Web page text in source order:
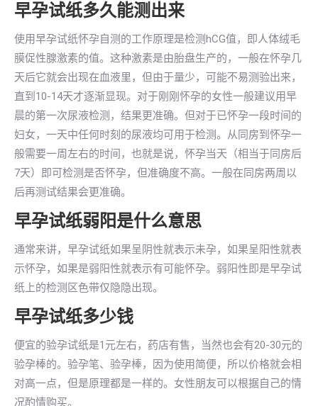
早孕试纸多久能测出来
使用早孕试纸怀孕自测的工作原理是检测hCG值，即人体绒毛
膜促性腺激素的值。这种激素是由胎盘生产的，一般在怀孕几
天后它就会出现在血液里，但由于量少，可能不易测验出来，
直到10-14天才逐渐显现。对于刚刚怀孕的女性一般建议用早
晨的第一次尿液检测，结果更准确。但对于已怀孕一段时间的
妇女，一天中任何时刻的尿液均可用于检测。从同房到怀孕一
般需要一周左右的时间，也就是说，怀孕当天（相当于同房后
7天）即可检测是否怀孕，但准确度不高。一般在同房两周以
后再测试结果会更准确。
早孕试纸弱阳是什么意思
通常来讲，早孕试纸如果呈阴性就表示未孕，如果呈阳性就表
示怀孕，如果是弱阳性就表示有可能怀孕。弱阳性即是早孕试
纸上的检测区色带仅隐隐出现。
早孕试纸多少钱
便宜的验孕试纸是1元左右，药店有售，当然也会有20-30元的
验孕棒的。验孕笔、验孕棒，因为使用简便，所以价格就会相
对高一点，但是原理都是一样的。女性朋友可以根据自己的情
况酌情购买。